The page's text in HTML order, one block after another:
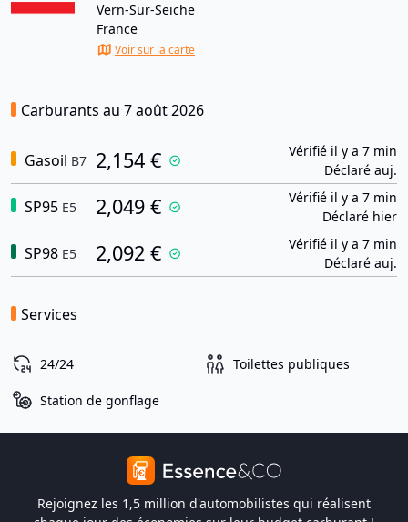
Vern-Sur-Seiche
France
Voir sur la carte
Carburants au 7 août 2026
Gasoil B7 2,154 €
Vérifié il y a 7 min
Déclaré auj.
SP95 E5 2,049 €
Vérifié il y a 7 min
Déclaré hier
SP98 E5 2,092 €
Vérifié il y a 7 min
Déclaré auj.
Services
24/24 Toilettes publiques
Station de gonflage
Rejoignez les 1,5 million d'automobilistes qui réalisent